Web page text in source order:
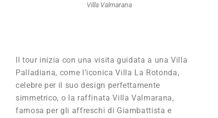
Villa Valmarana
Il tour inizia con una visita guidata a una Villa
Palladiana, come l’iconica Villa La Rotonda,
celebre per il suo design perfettamente
simmetrico, o la raffinata Villa Valmarana,
famosa per gli affreschi di Giambattista e